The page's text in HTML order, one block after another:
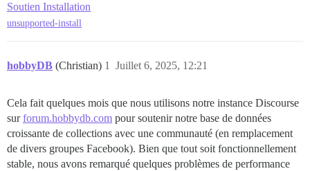
Soutien Installation
unsupported-install
hobbyDB (Christian) Juillet 6, 2025, 12:21
1
Cela fait quelques mois que nous utilisons notre instance Discourse
surforum.hobbydb.com pour soutenir notre base de données
croissante de collections avec une communauté (en remplacement
de divers groupes Facebook). Bien que tout soit fonctionnellement
stable, nous avons remarqué quelques problèmes de performance